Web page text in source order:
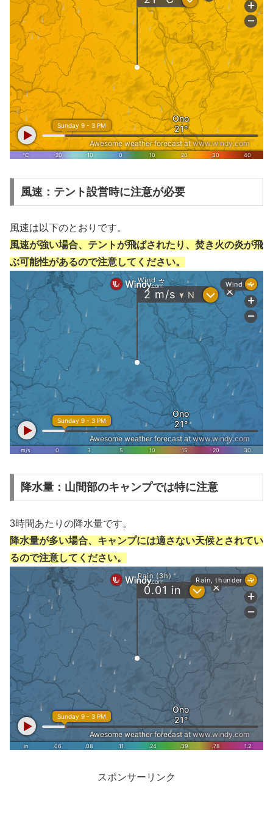
風速：テント設営時に注意が必要
風速は以下のとおりです。
風速が強い場合、テントが飛ばされたり、焚き火の炎が飛
ぶ可能性があるので注意してください。
降水量：山間部のキャンプでは特に注意
3時間あたりの降水量です。
降水量が多い場合、キャンプには適さない天候とされてい
るので注意してください。
スポンサーリンク